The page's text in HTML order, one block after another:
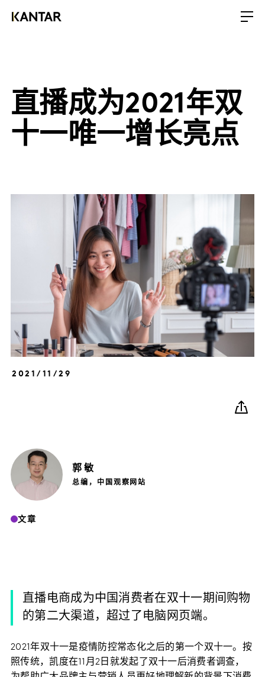
直播成为2021年双
十一唯一增长亮点
2021/11/29
郭 敏
总编，中国观察网站
文章
直播电商成为中国消费者在双十一期间购物
的第二大渠道，超过了电脑网页端。
2021年双十一是疫情防控常态化之后的第一个双十一。按
照传统，凯度在11月2日就发起了双十一后消费者调查，